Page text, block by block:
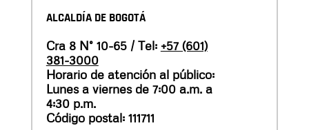
ALCALDÍA DE BOGOTÁ
Cra 8 N° 10-65 / Tel: +57 (601)
381-3000
Horario de atención al público:
Lunes a viernes de 7:00 a.m. a
4:30 p.m.
Código postal: 111711